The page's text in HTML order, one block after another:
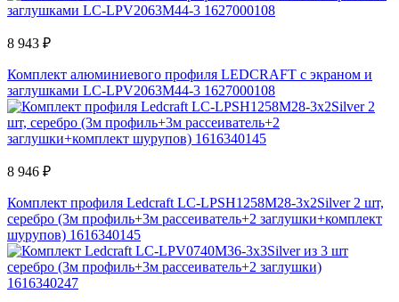
8 943 ₽
Комплект алюминиевого профиля LEDCRAFT с экраном и
заглушками LC-LPV2063M44-3 1627000108
8 946 ₽
Комплект профиля Ledcraft LC-LPSH1258M28-3x2Silver 2 шт,
серебро (3м профиль+3м рассеиватель+2 заглушки+комплект
шурупов) 1616340145